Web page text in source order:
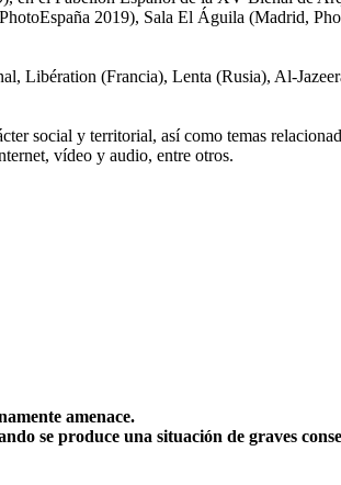
2019), Sala El Águila (Madrid,
Libération (Francia), Lenta (Rusia), Al-
social y territorial, así como temas
vídeo y audio, entre otros.
amenace.
se produce una situación de graves